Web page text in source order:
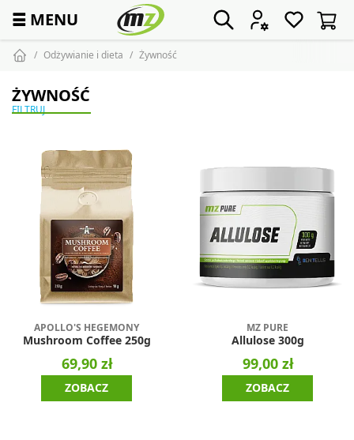
☰ MENU
Odżywianie i dieta Żywność
ŻYWNOŚĆ
FILTRUJ
APOLLO'S HEGEMONY
Mushroom Coffee 250g
69,90 zł
ZOBACZ
MZ PURE
Allulose 300g
99,00 zł
ZOBACZ